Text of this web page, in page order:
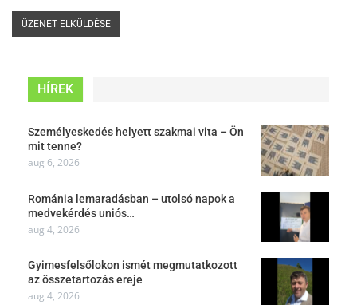
HÍREK
Személyeskedés helyett szakmai vita – Ön
mit tenne?
aug 6, 2026
Románia lemaradásban – utolsó napok a
medvekérdés uniós…
aug 4, 2026
Gyimesfelsőlokon ismét megmutatkozott
az összetartozás ereje
aug 4, 2026